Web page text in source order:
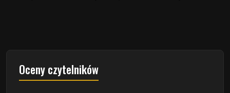
Oceny czytelników